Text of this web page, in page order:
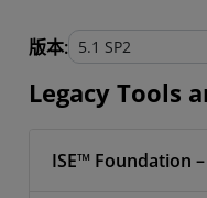
版本:
Legacy Tools
ISE™ Foundation